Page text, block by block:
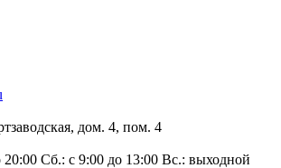
дом. 4, пом. 4
Сб.: с 9:00 до 13:00 Вс.: выходной